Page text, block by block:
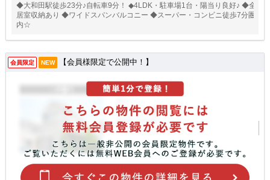
◆大和田駅徒歩23分♪自転車9分！ ◆4LDK・駐車場1台・陽当り良好♪ ◆全
居室収納あり ◆ワイドスパンバルコニー ◆スーパー・コンビニ徒歩7分圏
内☆
会員限定 NEW 【会員様限定で公開中！】